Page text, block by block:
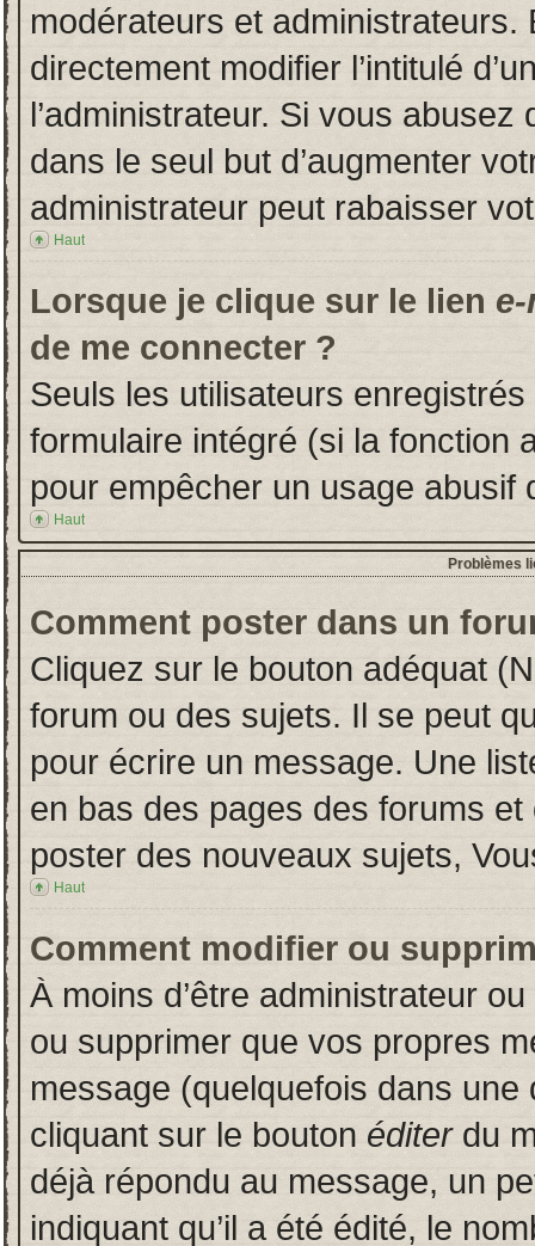
modérateurs et
directement modifier l’intitulé
l’administrateur. Si vous
dans le seul but d’augmenter
administrateur peut rabaisser
Haut
Lorsque je clique sur le lien
de me connecter ?
Seuls les utilisateurs
formulaire intégré (si la fonction
pour empêcher un usage abusif
Haut
Problèmes
Comment poster dans un
Cliquez sur le bouton adéquat
forum ou des sujets. Il se peut
pour écrire un message. Une
en bas des pages des forums
poster des nouveaux sujets,
Haut
Comment modifier ou
À moins d’être administrateur
ou supprimer que vos propres
message (quelquefois dans
cliquant sur le bouton éditerdu
déjà répondu au message, un
indiquant qu’il a été édité, le